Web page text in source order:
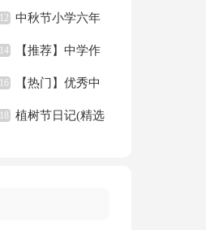
年的作文300字3篇
12 中秋节小学六年
级作文
14 【推荐】中学作
文3篇
16 【热门】优秀中
学作文九篇
18 植树节日记(精选